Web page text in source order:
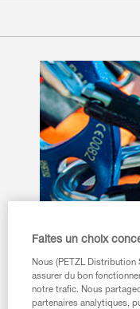
Faites un choix
Nous (PETZL
assurer du bon
notre trafic. Nous
partenaires analytiques,